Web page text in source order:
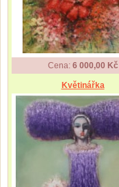
Cena: 6 000,00 Kč
Květinářka